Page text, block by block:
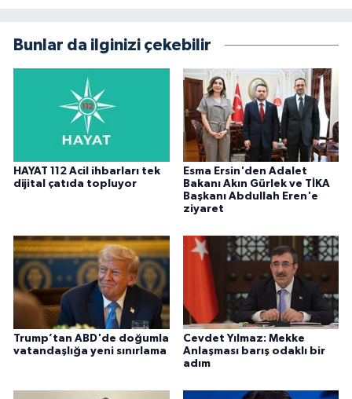
Bunlar da ilginizi çekebilir
HAYAT 112 Acil ihbarları tek
dijital çatıda topluyor
Esma Ersin'den Adalet
Bakanı Akın Gürlek ve TİKA
Başkanı Abdullah Eren'e
ziyaret
Trump’tan ABD'de doğumla
vatandaşlığa yeni sınırlama
Cevdet Yılmaz: Mekke
Anlaşması barış odaklı bir
adım